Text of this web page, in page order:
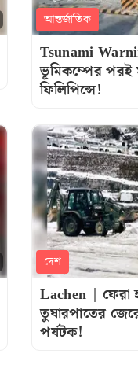
আন্তর্জাতিক
Tsunami
ভূমিকম্পের পরই
ফিলিপিন্সে!
দেশ
Lachen | ফেরা
তুষারপাতের
পর্যটক!